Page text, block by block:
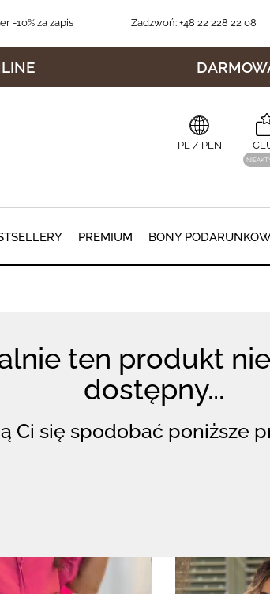
-10% za zapis Zadzwoń: +48 22 228 22 08
PL/ PLN
PREMIUM BONY
ten produkt
dostępny...
Ci się spodobać poniższe